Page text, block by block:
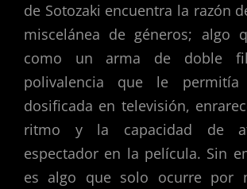
de Sotozaki encuentra la razón
miscelánea de géneros; algo
como un arma de doble
polivalencia que le
dosificada en televisión,
ritmo y la capacidad de
espectador en la película. Sin
es algo que solo ocurre por